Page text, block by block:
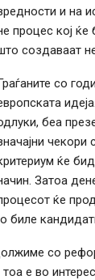
и на
процес кој
создаваат
со
беа
чекори
ќе
Затоа
ќе
биле
со
е во